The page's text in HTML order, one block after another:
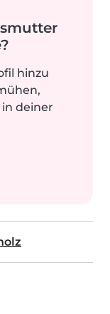
hinzu
deiner